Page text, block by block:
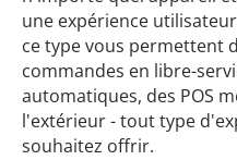
une expérience
ce type vous permettent
commandes en libre-
automatiques, des POS
l'extérieur - tout type
souhaitez offrir.